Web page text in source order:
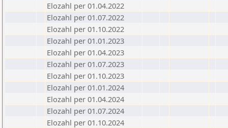
Elozahl per 01.04.2022
Elozahl per 01.07.2022
Elozahl per 01.10.2022
Elozahl per 01.01.2023
Elozahl per 01.04.2023
Elozahl per 01.07.2023
Elozahl per 01.10.2023
Elozahl per 01.01.2024
Elozahl per 01.04.2024
Elozahl per 01.07.2024
Elozahl per 01.10.2024